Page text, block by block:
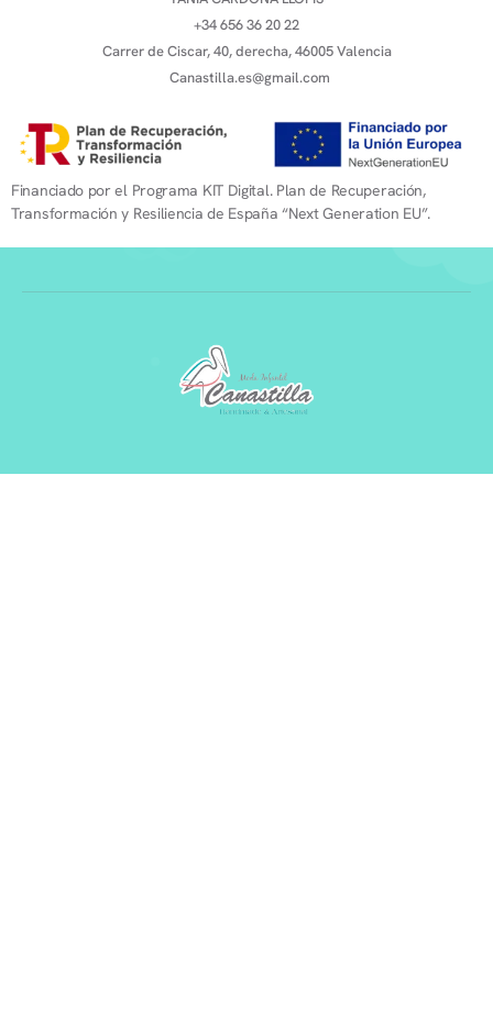
+34 656 36 20 22
Carrer de Ciscar, 40, derecha, 46005 Valencia
Canastilla.es@gmail.com
Financiado por el Programa KIT Digital. Plan de Recuperación,
Transformación y Resiliencia de España “Next Generation EU”.